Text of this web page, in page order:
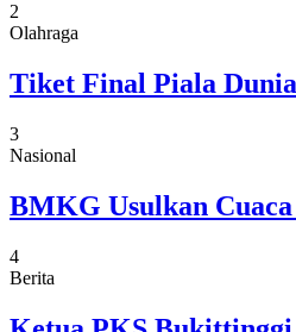
2
Olahraga
Tiket Final Piala
3
Nasional
BMKG Usulkan
4
Berita